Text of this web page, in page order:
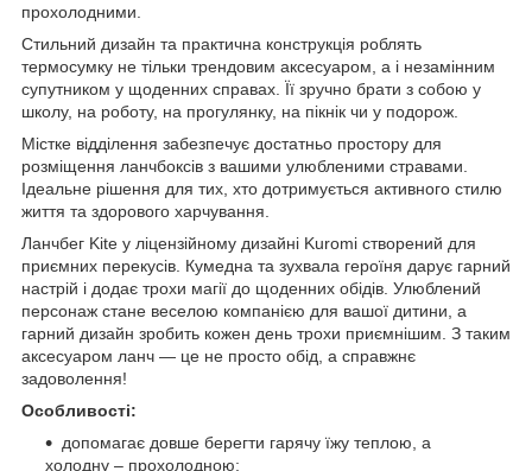
прохолодними.
Стильний дизайн та практична конструкція роблять
термосумку не тільки трендовим аксесуаром, а і незамінним
супутником у щоденних справах. Її зручно брати з собою у
школу, на роботу, на прогулянку, на пікнік чи у подорож.
Містке відділення забезпечує достатньо простору для
розміщення ланчбоксів з вашими улюбленими стравами.
Ідеальне рішення для тих, хто дотримується активного стилю
життя та здорового харчування.
Ланчбег Kite у ліцензійному дизайні Kuromi створений для
приємних перекусів. Кумедна та зухвала героїня дарує гарний
настрій і додає трохи магії до щоденних обідів. Улюблений
персонаж стане веселою компанією для вашої дитини, а
гарний дизайн зробить кожен день трохи приємнішим. З таким
аксесуаром ланч — це не просто обід, а справжнє
задоволення!
Особливості:
допомагає довше берегти гарячу їжу теплою, а
холодну – прохолодною;